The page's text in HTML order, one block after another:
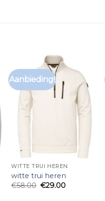
Aanbieding!
WITTE TRUI HEREN
witte trui heren
€58.00 €29.00